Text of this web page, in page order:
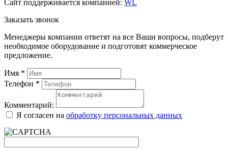
Сайт поддерживается компанией: WL
Заказать звонок
Менеджеры компании ответят на все Ваши вопросы, подберут
необходимое оборудование и подготовят коммерческое
предложение.
Имя *
Телефон *
Комментарий:
Я согласен на обработку персональных данных